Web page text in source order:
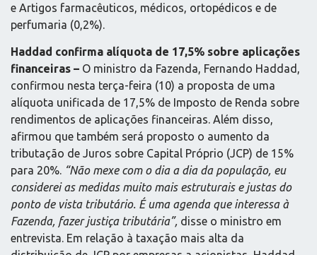
e Artigos farmacêuticos, médicos, ortopédicos e de
perfumaria (0,2%).
Haddad confirma alíquota de 17,5% sobre aplicações
financeiras – O ministro da Fazenda, Fernando Haddad,
confirmou nesta terça-feira (10) a proposta de uma
alíquota unificada de 17,5% de Imposto de Renda sobre
rendimentos de aplicações financeiras. Além disso,
afirmou que também será proposto o aumento da
tributação de Juros sobre Capital Próprio (JCP) de 15%
para 20%. “Não mexe com o dia a dia da população, eu
considerei as medidas muito mais estruturais e justas do
ponto de vista tributário. É uma agenda que interessa à
Fazenda, fazer justiça tributária”, disse o ministro em
entrevista. Em relação à taxação mais alta da